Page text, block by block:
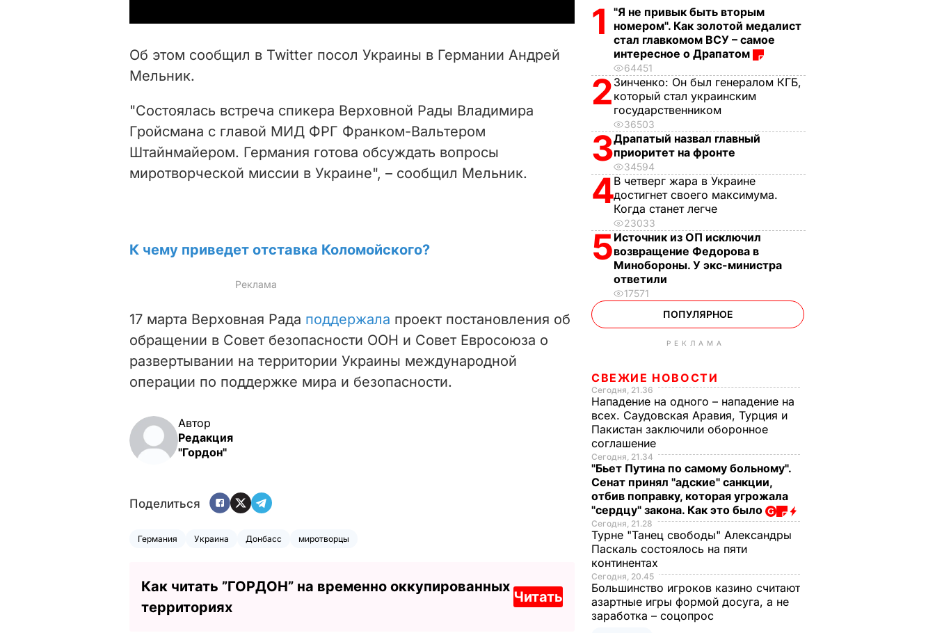
d
e
o
Об этом сообщил в Twitter посол Украины в Германии Андрей
Мельник.
"Состоялась встреча спикера Верховной Рады Владимира
Гройсмана с главой МИД ФРГ Франком-Вальтером
Штайнмайером. Германия готова обсуждать вопросы
миротворческой миссии в Украине", – сообщил Мельник.
К чему приведет отставка Коломойского?
17 марта Верховная Рада поддержала проект постановления об
обращении в Совет безопасности ООН и Совет Евросоюза о
развертывании на территории Украины международной
операции по поддержке мира и безопасности.
Автор
Редакция
"Гордон"
Поделиться
Германия Украина Донбасс миротворцы
Как читать ”ГОРДОН” на временно оккупированных
территориях
Читать
1
"Я не привык быть вторым
номером". Как золотой медалист
стал главкомом ВСУ – самое
интересное о Драпатом
64451
2 Зинченко: Он был генералом КГБ,
который стал украинским
государственником
36503
3Драпатый назвал главный
приоритет на фронте
34594
4В четверг жара в Украине
достигнет своего максимума.
Когда станет легче
23033
5Источник из ОП исключил
возвращение Федорова в
Минобороны. У экс-министра
ответили
17571
ПОПУЛЯРНОЕ
РЕКЛАМА
СВЕЖИЕ НОВОСТИ
Сегодня, 21.36
Нападение на одного – нападение на
всех. Саудовская Аравия, Турция и
Пакистан заключили оборонное
соглашение
Сегодня, 21.34
"Бьет Путина по самому больному".
Сенат принял "адские" санкции,
отбив поправку, которая угрожала
"сердцу" закона. Как это было
Сегодня, 21.28
Турне "Танец свободы" Александры
Паскаль состоялось на пяти
континентах
Сегодня, 20.45
Большинство игроков казино считают
азартные игры формой досуга, а не
заработка – соцопрос